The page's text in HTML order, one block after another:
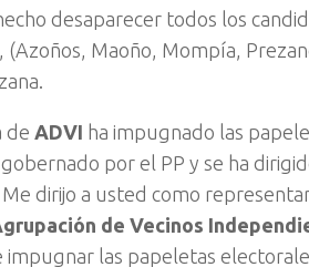
desaparecer todos los
Maoño, Mompía,
de ADVI ha impugnado las
por el PP y se ha
dirijo a usted como
de Vecinos
impugnar las papeletas